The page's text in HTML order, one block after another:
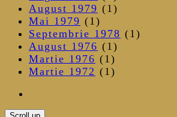
August 1979 (1)
Mai 1979 (1)
Septembrie 1978 (1)
August 1976 (1)
Martie 1976 (1)
Martie 1972 (1)